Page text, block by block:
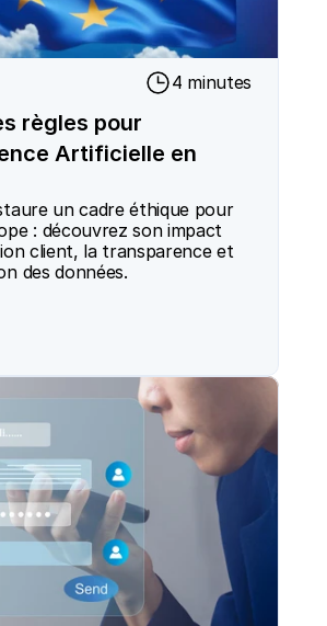
règles pour
Artificielle en
4 minutes
un cadre éthique pour
: découvrez son impact
client, la transparence et
des données.